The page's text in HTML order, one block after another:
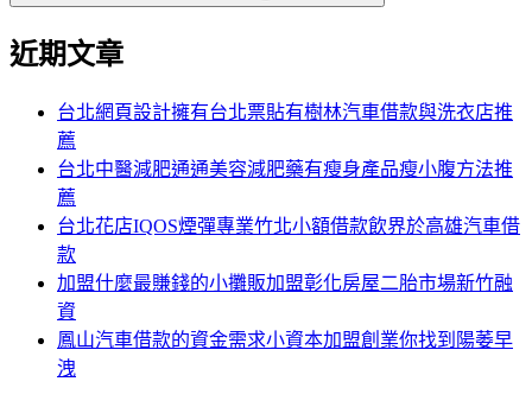
近期文章
台北網頁設計擁有台北票貼有樹林汽車借款與洗衣店推
薦
台北中醫減肥通通美容減肥藥有瘦身產品瘦小腹方法推
薦
台北花店IQOS煙彈專業竹北小額借款飲界於高雄汽車借
款
加盟什麼最賺錢的小攤販加盟彰化房屋二胎市場新竹融
資
鳳山汽車借款的資金需求小資本加盟創業你找到陽萎早
洩